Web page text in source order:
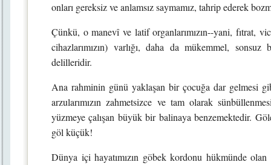
onları gereksiz ve anlamsız saymamız, tahrip ederek
Çünkü, o manevî ve latif organlarımızın--yani, fıtrat,
cihazlarımızın) varlığı, daha da mükemmel,
delilleridir.
Ana rahminin günü yaklaşan bir çocuğa dar gelmesi
arzularımızın zahmetsizce ve tam olarak
yüzmeye çalışan büyük bir balinaya benzemektedir.
göl küçük!
Dünya içi hayatımızın göbek kordonu hükmünde